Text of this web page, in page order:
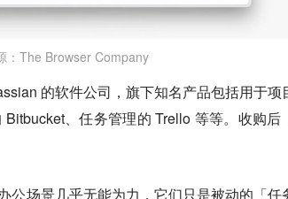
：The Browser Company
的软件公司，旗下知名产品包括用于项
、任务管理的 Trello 等等。收购后
公场景几乎无能为力，它们只是被动的「任